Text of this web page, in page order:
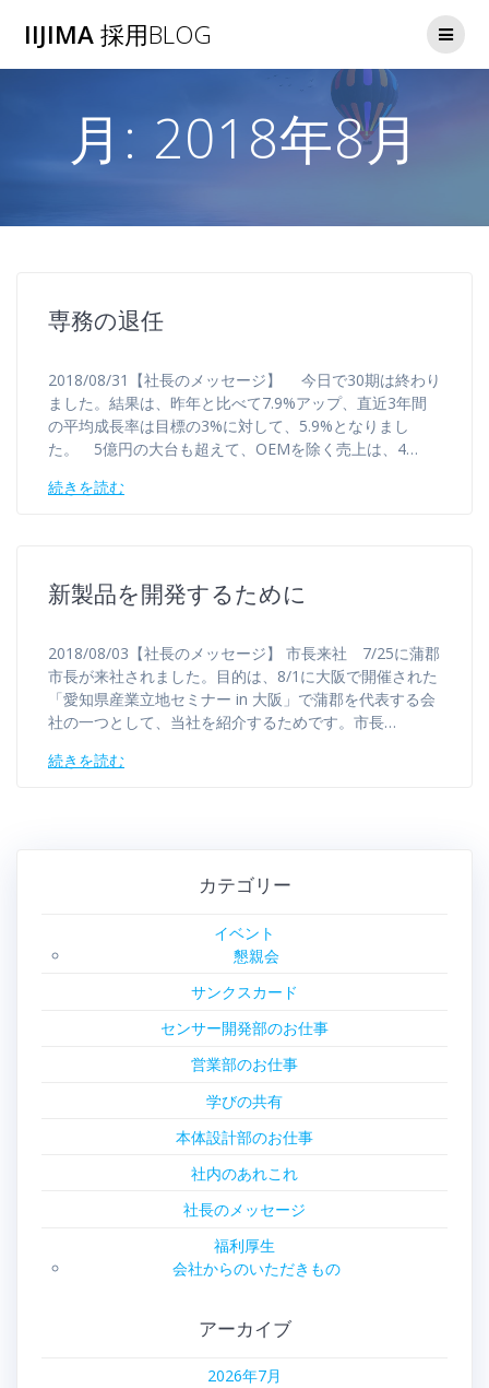
へ
ス
IIJIMA採用BLOG
月: 2018年8月
専務の退任
2018/08/31【社長のメッセージ】 今日で30期は終わり
ました。結果は、昨年と比べて7.9%アップ、直近3年間
の平均成長率は目標の3%に対して、5.9%となりまし
た。 5億円の大台も超えて、OEMを除く売上は、4…
続きを読む
新製品を開発するために
2018/08/03【社長のメッセージ】 市長来社 7/25に蒲郡
市長が来社されました。目的は、8/1に大阪で開催された
「愛知県産業立地セミナー in 大阪」で蒲郡を代表する会
社の一つとして、当社を紹介するためです。市長…
続きを読む
カテゴリー
イベント
懇親会
サンクスカード
センサー開発部のお仕事
営業部のお仕事
学びの共有
本体設計部のお仕事
社内のあれこれ
社長のメッセージ
福利厚生
会社からのいただきもの
アーカイブ
2026年7月